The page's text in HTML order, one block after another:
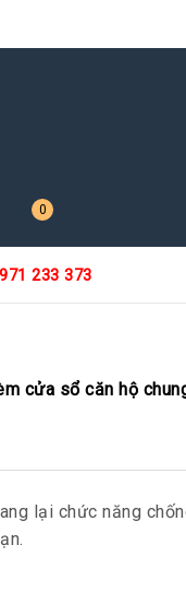
0
233 373
cửa sổ căn hộ
lại chức năng